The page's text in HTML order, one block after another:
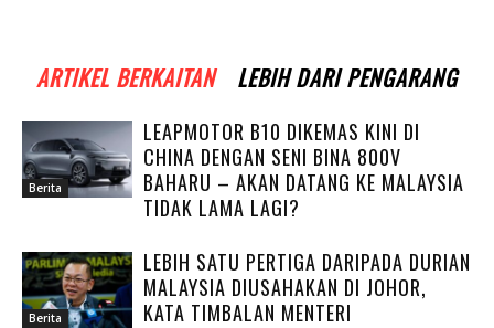
ARTIKEL BERKAITAN LEBIH DARI PENGARANG
Berita
LEAPMOTOR B10 DIKEMAS KINI DI
CHINA DENGAN SENI BINA 800V
BAHARU – AKAN DATANG KE MALAYSIA
TIDAK LAMA LAGI?
Berita
LEBIH SATU PERTIGA DARIPADA DURIAN
MALAYSIA DIUSAHAKAN DI JOHOR,
KATA TIMBALAN MENTERI